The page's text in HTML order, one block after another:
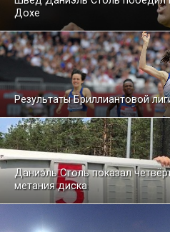
Дохе
Результаты Бриллиантовой
Даниэль Столь показал
метания диска